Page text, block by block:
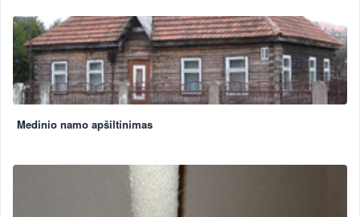
Medinio namo apšiltinimas